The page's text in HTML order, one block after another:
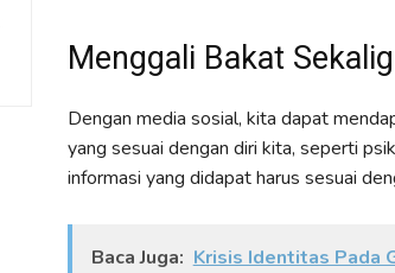
Menggali Bakat
Dengan media sosial, kita dapat
yang sesuai dengan diri kita, seperti
informasi yang didapat harus sesuai
Baca Juga: Krisis Identitas Pada